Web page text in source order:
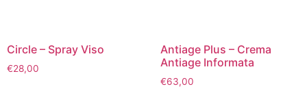
Circle – Spray Viso
€28,00
Antiage Plus – Crema
Antiage Informata
€63,00